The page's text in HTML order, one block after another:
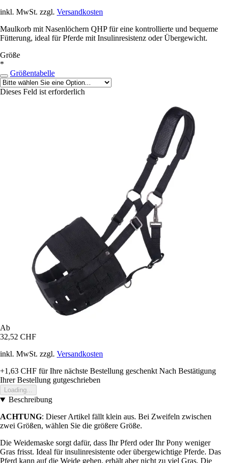
inkl. MwSt. zzgl. Versandkosten
Maulkorb mit Nasenlöchern QHP für eine kontrollierte und bequeme
Fütterung, ideal für Pferde mit Insulinresistenz oder Übergewicht.
Größe
*
Größentabelle
Dieses Feld ist erforderlich
Ab
32,52 CHF
inkl. MwSt. zzgl. Versandkosten
+1,63 CHF für Ihre nächste Bestellung geschenkt Nach Bestätigung
Ihrer Bestellung gutgeschrieben
Loading...
Beschreibung
ACHTUNG: Dieser Artikel fällt klein aus. Bei Zweifeln zwischen
zwei Größen, wählen Sie die größere Größe.
Die Weidemaske sorgt dafür, dass Ihr Pferd oder Ihr Pony weniger
Gras frisst. Ideal für insulinresistente oder übergewichtige Pferde. Das
Pferd kann auf die Weide gehen, erhält aber nicht zu viel Gras. Die